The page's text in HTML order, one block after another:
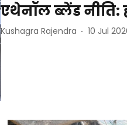
एथेनॉल ब्लेंड नीति:
Kushagra Rajendra 10 Jul